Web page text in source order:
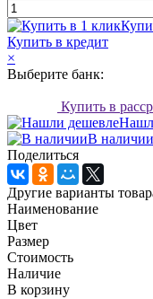
Купить в кредит
×
Выберите банк:
Купить в
В наличии
Поделиться
Другие варианты
Наименование
Цвет
Размер
Стоимость
Наличие
В корзину